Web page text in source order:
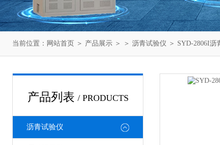
当前位置： 网站首页 ＞ 产品展示 ＞ ＞ 沥青试验仪 ＞ SYD-2806I
产品列表 / PRODUCTS
沥青试验仪